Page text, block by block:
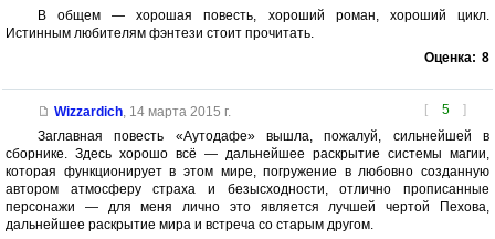
В общем — хорошая повесть, хороший роман, хороший цикл.
Истинным любителям фэнтези стоит прочитать.
Оценка: 8
[ 5 ]
Wizzardich, 14 марта 2015 г.
Заглавная повесть «Аутодафе» вышла, пожалуй, сильнейшей в
сборнике. Здесь хорошо всё — дальнейшее раскрытие системы магии,
которая функционирует в этом мире, погружение в любовно созданную
автором атмосферу страха и безысходности, отлично прописанные
персонажи — для меня лично это является лучшей чертой Пехова,
дальнейшее раскрытие мира и встреча со старым другом.